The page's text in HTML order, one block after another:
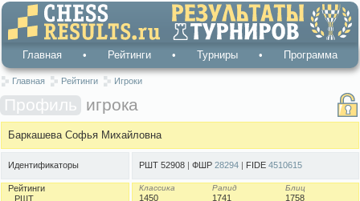
Главная • Рейтинги • Турниры • Программа
Главная Рейтинги Игроки
Профиль игрока
Баркашева Софья Михайловна
Идентификаторы РШТ 52908 ФШР 28294 FIDE 4510615
Рейтинги
РШТ
Классика Рапид Блиц
1450 1741
1758